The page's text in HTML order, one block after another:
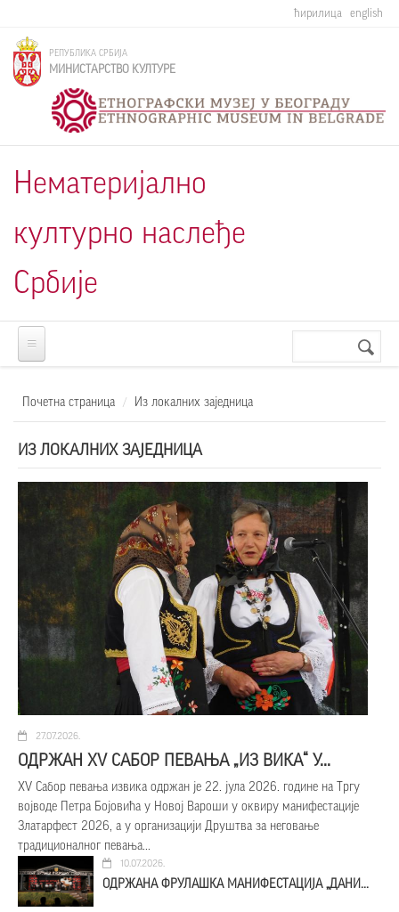
ћирилица english
РЕПУБЛИКА СРБИЈА
МИНИСТАРСТВО КУЛТУРЕ
Нематеријално
културно наслеђе
Србије
Почетна страница Из локалних заједница
ИЗ ЛОКАЛНИХ ЗАЈЕДНИЦА
27.07.2026.
ОДРЖАН XV САБОР ПЕВАЊА „ИЗ ВИКА“ У...
XV Сабор певања извика одржан је 22. јула 2026. године на Тргу
војводе Петра Бојовића у Новој Вароши у оквиру манифестације
Златарфест 2026, а у организацији Друштва за неговање
традиционалног певања...
10.07.2026.
ОДРЖАНА ФРУЛАШКА МАНИФЕСТАЦИЈА „ДАНИ...